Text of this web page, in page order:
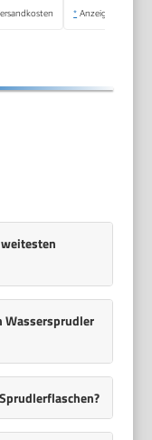
* Anzeige
Wassersprudler